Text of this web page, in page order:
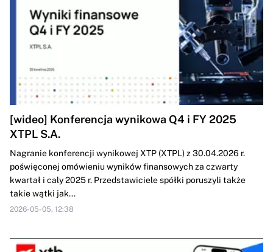
[wideo] Konferencja wynikowa Q4 i FY 2025
XTPL S.A.
Nagranie konferencji wynikowej XTP (XTPL) z 30.04.2026 r.
poświęconej omówieniu wyników finansowych za czwarty
kwartał i caly 2025 r. Przedstawiciele spółki poruszyli także
takie wątki jak...
2026-05-05, 12:38